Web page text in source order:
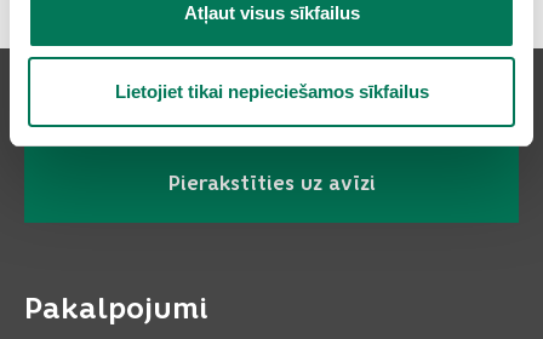
Atļaut visus sīkfailus
Lietojiet tikai nepieciešamos sīkfailus
Pierakstīties uz avīzi
Pakalpojumi